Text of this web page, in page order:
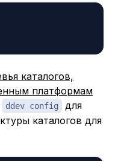
каталогов,
платформам
ddev config
для
каталогов для